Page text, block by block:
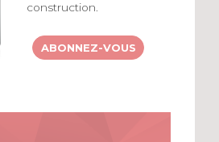
construction.
ABONNEZ-VOUS